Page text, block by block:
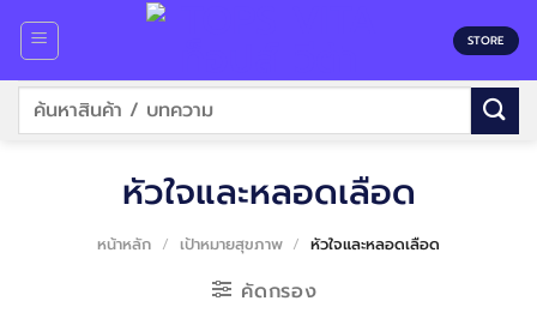
content
STORE
ค้นหา:
หัวใจและหลอดเลือด
หน้าหลัก / เป้าหมายสุขภาพ / หัวใจและหลอดเลือด
คัดกรอง